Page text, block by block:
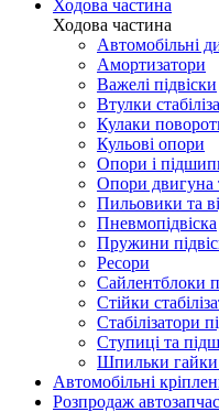
Ходова частина
Ходова частина
Автомобільні
Амортизатори
Важелі підвіски
Втулки
Кулаки
Кульові опори
Опори і
Опори
Пильовики та
Пневмопідвіска
Пружини
Ресори
Сайлентблоки
Стійки
Стабілізатори
Ступиці та
Шпильки гайки
Автомобільні
Розпродаж